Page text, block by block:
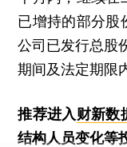
已增持的部分股
公司已发行总股
期间及法定期限
推荐进入财新数
结构人员变化等